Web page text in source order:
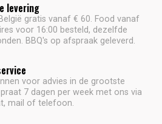
levering
gratis vanaf € 60. Food vanaf
voor 16:00 besteld, dezelfde
BBQ's op afspraak geleverd.
voor advies in de grootste
7 dagen per week met ons via
mail of telefoon.